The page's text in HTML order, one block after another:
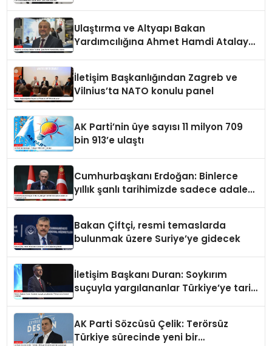
Ulaştırma ve Altyapı Bakan
Yardımcılığına Ahmet Hamdi Atalay
İletişim Başkanlığından Zagreb ve
Vilnius’ta NATO konulu panel
AK Parti’nin üye sayısı 11 milyon 709
bin 913’e ulaştı
Cumhurbaşkanı Erdoğan: Binlerce
yıllık şanlı tarihimizde sadece adalet
Bakan Çiftçi, resmi temaslarda
bulunmak üzere Suriye’ye gidecek
İletişim Başkanı Duran: Soykırım
suçuyla yargılananlar Türkiye’ye tarih
AK Parti Sözcüsü Çelik: Terörsüz
Türkiye sürecinde yeni bir